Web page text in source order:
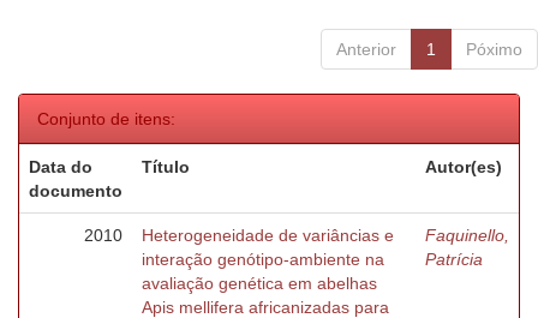
Anterior 1 Póximo
Conjunto de itens:
Data do
documento
Título Autor(es)
2010
Heterogeneidade de variâncias e
interação genótipo-ambiente na
avaliação genética em abelhas
Apis mellifera africanizadas para
Faquinello,
Patrícia